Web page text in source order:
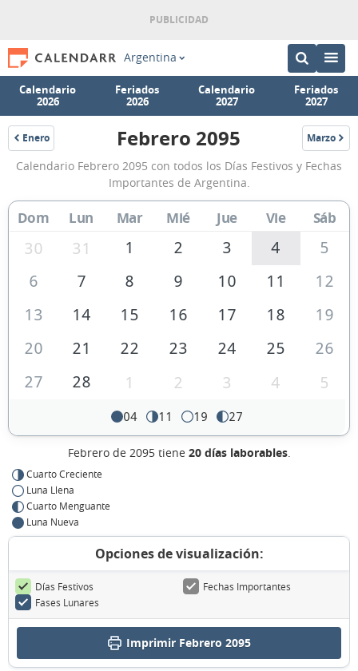
Argentina
Calendario
2026
Feriados
2026
Calendario
2027
Feriados
2027
Enero
2095
Calendario
Febrero
2095
de
Argentina
Febrero 2095 Marzo
2095
Calendario Febrero 2095 con todos los Días Festivos y Fechas
Importantes de Argentina.
Dom Lun Mar Mié Jue Vie Sáb
30 31 1 2 3 4
5
6
7 8 9 10 11
12
13
14 15 16 17 18
19
20
21 22 23 24 25
26
27
28 1 2 3 4 5
04 11 19 27
Febrero de 2095 tiene 20 días laborables.
Cuarto Creciente
Luna Llena
Cuarto Menguante
Luna Nueva
Opciones de visualización:
Días Festivos
Fechas Importantes
Fases Lunares
Imprimir Febrero 2095